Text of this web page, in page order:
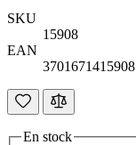
SKU
15908
EAN
3701671415908
En stock